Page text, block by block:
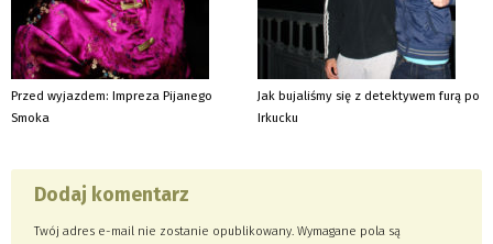
Przed wyjazdem: Impreza Pijanego
Smoka
Jak bujaliśmy się z detektywem furą po
Irkucku
Dodaj komentarz
Twój adres e-mail nie zostanie opublikowany. Wymagane pola są